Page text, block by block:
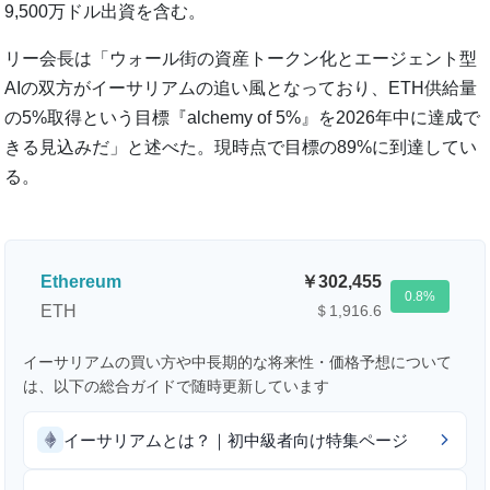
9,500万ドル出資を含む。
リー会長は「ウォール街の資産トークン化とエージェント型
AIの双方がイーサリアムの追い風となっており、ETH供給量
の5%取得という目標『alchemy of 5%』を2026年中に達成で
きる見込みだ」と述べた。現時点で目標の89%に到達してい
る。
Ethereum
ETH
302,455
＄1,916.6
0.8
イーサリアムの買い方や中長期的な将来性・価格予想について
は、以下の総合ガイドで随時更新しています
イーサリアムとは？｜初中級者向け特集ページ